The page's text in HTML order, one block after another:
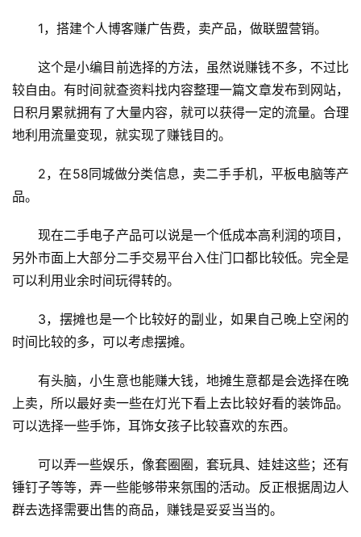
1，搭建个人博客赚广告费，卖产品，做联盟营销。
这个是小编目前选择的方法，虽然说赚钱不多，不过比
较自由。有时间就查资料找内容整理一篇文章发布到网站，
日积月累就拥有了大量内容，就可以获得一定的流量。合理
地利用流量变现，就实现了赚钱目的。
2，在58同城做分类信息，卖二手手机，平板电脑等产
品。
现在二手电子产品可以说是一个低成本高利润的项目，
另外市面上大部分二手交易平台入住门口都比较低。完全是
可以利用业余时间玩得转的。
3，摆摊也是一个比较好的副业，如果自己晚上空闲的
时间比较的多，可以考虑摆摊。
有头脑，小生意也能赚大钱，地摊生意都是会选择在晚
上卖，所以最好卖一些在灯光下看上去比较好看的装饰品。
可以选择一些手饰，耳饰女孩子比较喜欢的东西。
可以弄一些娱乐，像套圈圈，套玩具、娃娃这些；还有
锤钉子等等，弄一些能够带来氛围的活动。反正根据周边人
群去选择需要出售的商品，赚钱是妥妥当当的。